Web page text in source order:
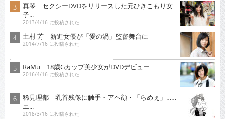
真琴 セクシーDVDをリリースした元ひきこもり女
子...
2013/4/16 に投稿された
土村 芳 新進女優が「愛の渦」監督舞台に
2014/7/16 に投稿された
RaMu 18歳Gカップ美少女がDVDデビュー
2016/4/16 に投稿された
稀見理都 乳首残像に触手・アヘ顔・「らめぇ」……
エ...
2018/3/16 に投稿された